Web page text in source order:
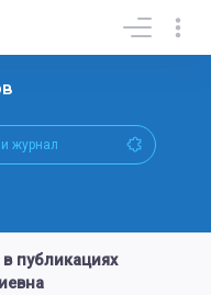
публикациях